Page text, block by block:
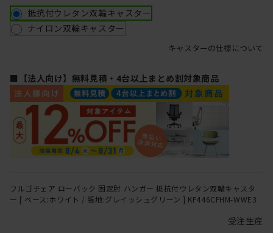
抵抗付ウレタン双輪キャスター
ナイロン双輪キャスター
キャスターの仕様について
■【法人向け】無料見積・4台以上まとめ割対象商品
フルゴチェア ローバック 固定肘 ハンガー 抵抗付ウレタン双輪キャスタ
ー [ ベース:ホワイト / 張地:グレイッシュグリーン ] KF446CFHM-WWE3
受注生産